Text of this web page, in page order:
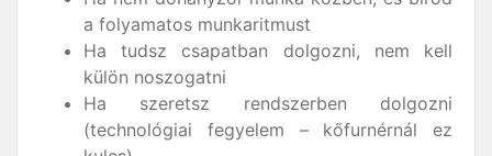
a folyamatos munkaritmust
Ha tudsz csapatban dolgozni, nem kell
külön noszogatni
Ha szeretsz rendszerben dolgozni
(technológiai fegyelem – kőfurnérnál ez